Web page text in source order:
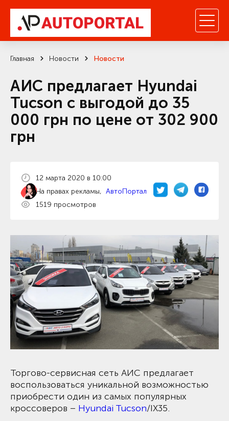
Главная Новости Новости
АИС предлагает Hyundai
Tucson с выгодой до 35
000 грн по цене от 302 900
грн
12 марта 2020 в 10:00
На правах рекламы, АвтоПортал
1519 просмотров
Торгово-сервисная сеть АИС предлагает
воспользоваться уникальной возможностью
приобрести один из самых популярных
кроссоверов – Hyundai Tucson/IX35.